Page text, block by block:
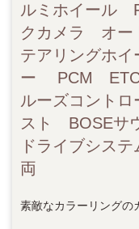
ルミホイール
クカメラ オー
テアリングホ
ー PCM ETC
ルーズコント
スト BOSEサ
ドライブシス
両
素敵なカラーリングの